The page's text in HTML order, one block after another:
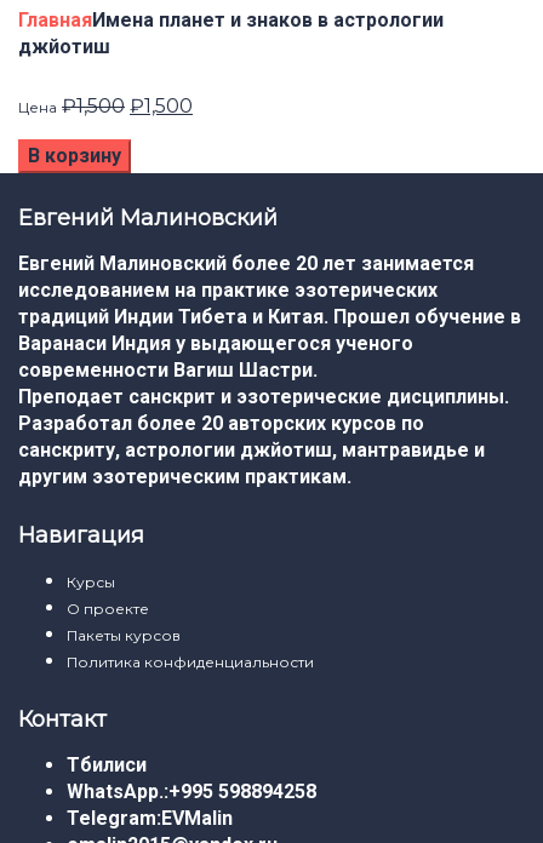
ГлавнаяИмена планет и знаков в астрологии
джйотиш
Цена ₽1,500 Первоначальная
₽1,500.
₽1,500
В корзину
Евгений Малиновский
Евгений Малиновский более 20 лет занимается
исследованием на практике эзотерических
традиций Индии Тибета и Китая. Прошел обучение в
Варанаси Индия у выдающегося ученого
современности Вагиш Шастри.
Преподает санскрит и эзотерические дисциплины.
Разработал более 20 авторских курсов по
санскриту, астрологии джйотиш, мантравидье и
другим эзотерическим практикам.
Навигация
Курсы
О проекте
Пакеты курсов
Политика конфиденциальности
Контакт
Тбилиси
WhatsApp.:+995 598894258
Telegram:EVMalin